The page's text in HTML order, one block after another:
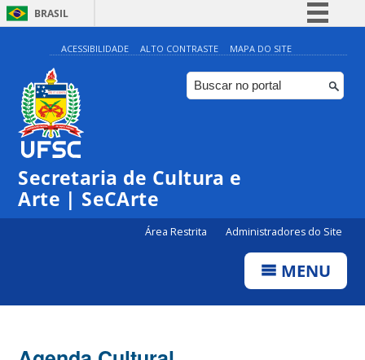
BRASIL
Simplifique!
Comunica BR
Participe
ACESSIBILIDADE ALTO CONTRASTE MAPA DO SITE
Secretaria de Cultura e
Arte | SeCArte
Área Restrita Administradores do Site
MENU